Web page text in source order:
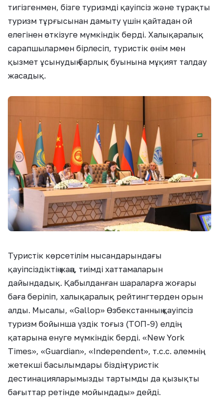
тигізгенмен, бізге туризмді қауіпсіз және тұрақты
туризм тұрғысынан дамыту үшін қайтадан ой
елегінен өткізуге мүмкіндік берді. Халықаралық
сарапшылармен бірлесіп, туристік өнім мен
қызмет ұсынудың барлық буынына мұқият талдау
жасадық.
Туристік көрсетілім нысандарындағы
қауіпсіздіктің жаңа, тиімді хаттамаларын
дайындадық. Қабылданған шараларға жоғары
баға беріліп, халықаралық рейтингтерден орын
алды. Мысалы, «Gallop» Өзбекстанның қауіпсіз
туризм бойынша үздік тоғыз (ТОП-9) елдің
қатарына енуге мүмкіндік берді. «New York
Times», «Guardian», «Independent», т.с.с. әлемнің
жетекші басылымдары біздің туристік
дестинацияларымызды тартымды да қызықты
бағыттар ретінде мойындады» дейді.